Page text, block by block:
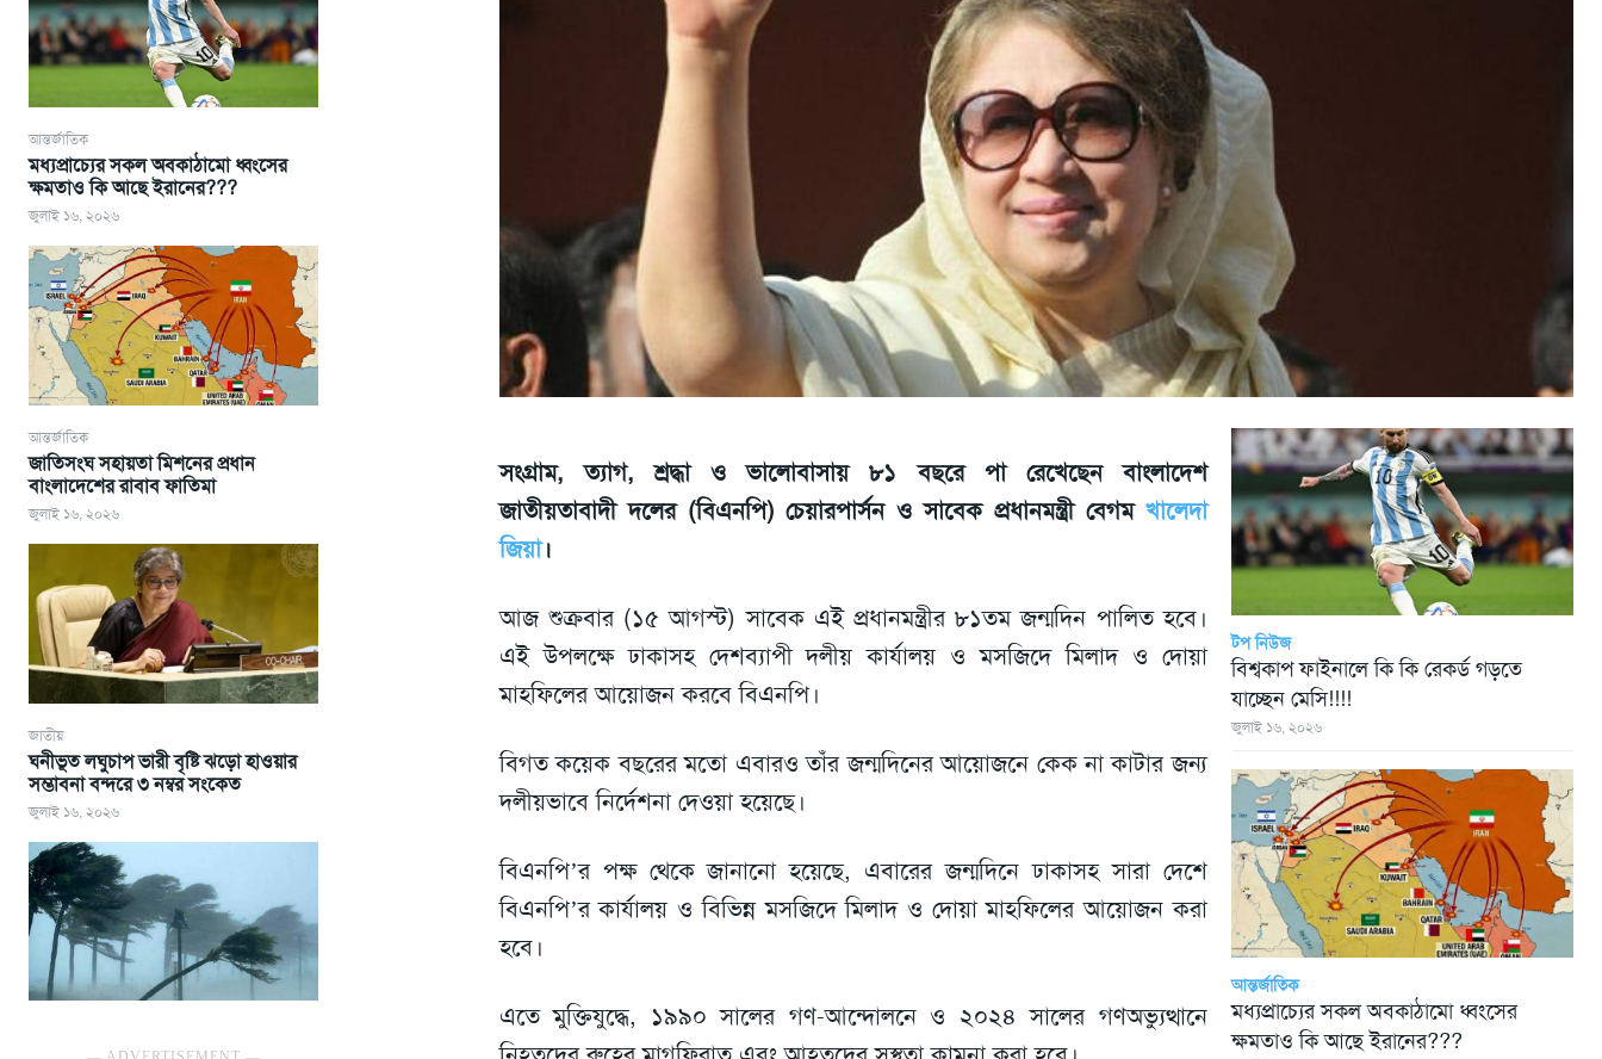
আন্তর্জাতিক
মধ্যপ্রাচ্যের সকল অবকাঠামো ধ্বংসের
ক্ষমতাও কি আছে ইরানের???
জুলাই ১৬, ২০২৬
আন্তর্জাতিক
জাতিসংঘ সহায়তা মিশনের প্রধান
বাংলাদেশের রাবাব ফাতিমা
জুলাই ১৬, ২০২৬
জাতীয়
ঘনীভূত লঘুচাপ ভারী বৃষ্টি ঝড়ো হাওয়ার
সম্ভাবনা বন্দরে ৩ নম্বর সংকেত
জুলাই ১৬, ২০২৬
সংগ্রাম, ত্যাগ, শ্রদ্ধা ও ভালোবাসায় ৮১ বছরে পা রেখেছেন বাংলাদেশ
জাতীয়তাবাদী দলের (বিএনপি) চেয়ারপার্সন ও সাবেক প্রধানমন্ত্রী বেগম খালেদা
জিয়া।
আজ শুক্রবার (১৫ আগস্ট) সাবেক এই প্রধানমন্ত্রীর ৮১তম জন্মদিন পালিত হবে।
এই উপলক্ষে ঢাকাসহ দেশব্যাপী দলীয় কার্যালয় ও মসজিদে মিলাদ ও দোয়া
মাহফিলের আয়োজন করবে বিএনপি।
বিগত কয়েক বছরের মতো এবারও তাঁর জন্মদিনের আয়োজনে কেক না কাটার জন্য
দলীয়ভাবে নির্দেশনা দেওয়া হয়েছে।
বিএনপি’র পক্ষ থেকে জানানো হয়েছে, এবারের জন্মদিনে ঢাকাসহ সারা দেশে
বিএনপি’র কার্যালয় ও বিভিন্ন মসজিদে মিলাদ ও দোয়া মাহফিলের আয়োজন করা
হবে।
এতে মুক্তিযুদ্ধে, ১৯৯০ সালের গণ-আন্দোলনে ও ২০২৪ সালের গণঅভ্যুত্থানে
টপ নিউজ
বিশ্বকাপ ফাইনালে কি কি রেকর্ড গড়তে
যাচ্ছেন মেসি!!!!
জুলাই ১৬, ২০২৬
আন্তর্জাতিক
মধ্যপ্রাচ্যের সকল অবকাঠামো ধ্বংসের
ক্ষমতাও কি আছে ইরানের???